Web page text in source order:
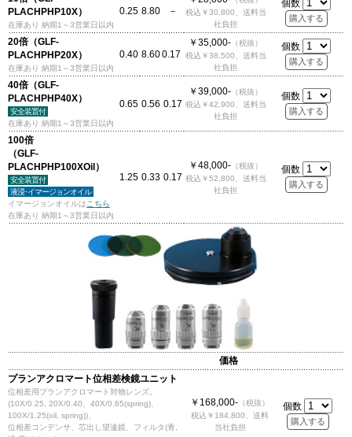
PLACHPHP10X）
在庫あり 納期1～3営業日以内
0.25 8.80 －
税込￥30,800、送料当
社負担
個数
20倍（GLF-
PLACHPHP20X）
在庫あり 納期1～3営業日以内
0.40 8.600.17
￥35,000- （税抜）
税込￥38,500、送料当
社負担
個数
40倍（GLF-
PLACHPHP40X）
安全装置付
在庫あり 納期1～3営業日以内
0.65 0.56 0.17
￥39,000- （税抜）
税込￥42,900、送料当
社負担
個数
100倍
（GLF-
PLACHPHP100XOil）
安全装置付
液浸･イマージョンオイル
イマージョンオイルは こちら
在庫あり 納期1～3営業日以内
1.25 0.33 0.17
￥48,000- （税抜）
税込￥52,800、送料当
社負担
個数
価格
プランアクロマート位相差検鏡ユニット
位相差用プランアクロマート対物レンズ。
(10X/0.25, 20X/0.40、40X/0.65(spring)、
100X/1.25(oil, spring))、
位相差コンデンサ、芯出し望遠鏡、フィルタ(青,
￥168,000- （税抜）
税込￥184,800、送料
当社負担
個数